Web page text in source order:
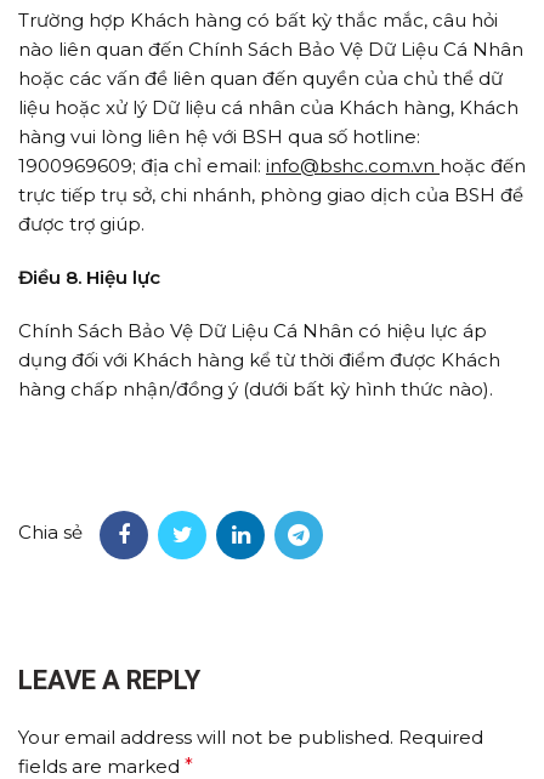
Trường hợp Khách hàng có bất kỳ thắc mắc, câu hỏi
nào liên quan đến Chính Sách Bảo Vệ Dữ Liệu Cá Nhân
hoặc các vấn đề liên quan đến quyền của chủ thể dữ
liệu hoặc xử lý Dữ liệu cá nhân của Khách hàng, Khách
hàng vui lòng liên hệ với BSH qua số hotline:
1900969609; địa chỉ email: info@bshc.com.vn hoặc đến
trực tiếp trụ sở, chi nhánh, phòng giao dịch của BSH để
được trợ giúp.
Điều 8. Hiệu lực
Chính Sách Bảo Vệ Dữ Liệu Cá Nhân có hiệu lực áp
dụng đối với Khách hàng kể từ thời điểm được Khách
hàng chấp nhận/đồng ý (dưới bất kỳ hình thức nào).
Chia sẻ
LEAVE A REPLY
Your email address will not be published. Required
fields are marked *